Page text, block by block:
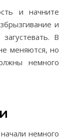
и начните
и
В
меняются, но
немного
немного